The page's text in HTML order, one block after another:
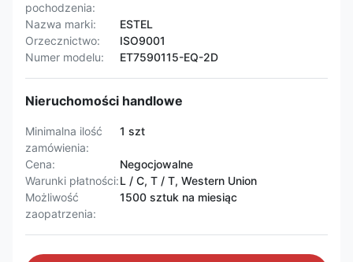
pochodzenia:
Nazwa marki:
ESTEL
Orzecznictwo:
ISO9001
Numer modelu:
ET7590115-EQ-2D
Nieruchomości handlowe
Minimalna ilość
zamówienia:
1 szt
Cena:
Negocjowalne
Warunki płatności:L / C, T / T, Western Union
Możliwość
zaopatrzenia:
1500 sztuk na miesiąc